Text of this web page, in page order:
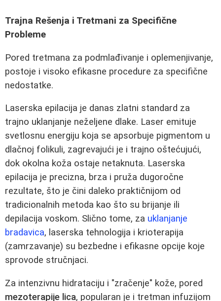
Trajna Rešenja i Tretmani za Specifične
Probleme
Pored tretmana za podmlađivanje i oplemenjivanje,
postoje i visoko efikasne procedure za specifične
nedostatke.
Laserska epilacija je danas zlatni standard za
trajno uklanjanje neželjene dlake. Laser emituje
svetlosnu energiju koja se apsorbuje pigmentom u
dlačnoj folikuli, zagrevajući je i trajno oštećujući,
dok okolna koža ostaje netaknuta. Laserska
epilacija je precizna, brza i pruža dugoročne
rezultate, što je čini daleko praktičnijom od
tradicionalnih metoda kao što su brijanje ili
depilacija voskom. Slično tome, za uklanjanje
bradavica, laserska tehnologija i krioterapija
(zamrzavanje) su bezbedne i efikasne opcije koje
sprovode stručnjaci.
Za intenzivnu hidrataciju i "zračenje" kože, pored
mezoterapije lica, popularan je i tretman infuzijom